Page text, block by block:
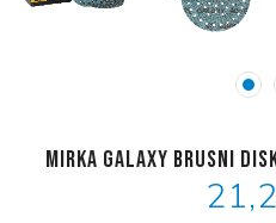
Mirka Galaxy brusni disk